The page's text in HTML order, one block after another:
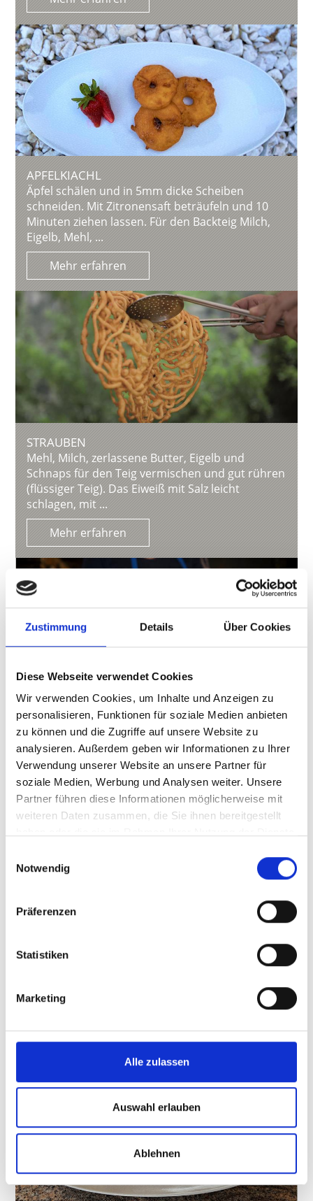
Zustimmung Details Über Cookies
Diese Webseite verwendet Cookies
Wir verwenden Cookies, um Inhalte und Anzeigen zu
personalisieren, Funktionen für soziale Medien anbieten
zu können und die Zugriffe auf unsere Website zu
analysieren. Außerdem geben wir Informationen zu Ihrer
Verwendung unserer Website an unsere Partner für
soziale Medien, Werbung und Analysen weiter. Unsere
Partner führen diese Informationen möglicherweise mit
weiteren Daten zusammen, die Sie ihnen bereitgestellt
Notwendig
Präferenzen
Statistiken
Marketing
Alle zulassen
Auswahl erlauben
Ablehnen
APFELKIACHL
Äpfel schälen und in 5mm dicke Scheiben
schneiden. Mit Zitronensaft beträufeln und 10
Minuten ziehen lassen. Für den Backteig Milch,
Eigelb, Mehl, ...
Mehr erfahren
STRAUBEN
Mehl, Milch, zerlassene Butter, Eigelb und
Schnaps für den Teig vermischen und gut rühren
(flüssiger Teig). Das Eiweiß mit Salz leicht
schlagen, mit ...
Mehr erfahren
PAARLBROT
Alle Zutaten für den Teig in einer Schüssel
vermengen und zu einem zähen Teig rühren.
Dann etwa 2 Stunden ruhen lassen. Den Teig
nochmal kneten und ...
Mehr erfahren
Zwiebel in Würfel schneiden und mit Butter
anrösten. Knoblauchzehe, Selleriegrün oder
mitrösten. Die ...
Mehr erfahren